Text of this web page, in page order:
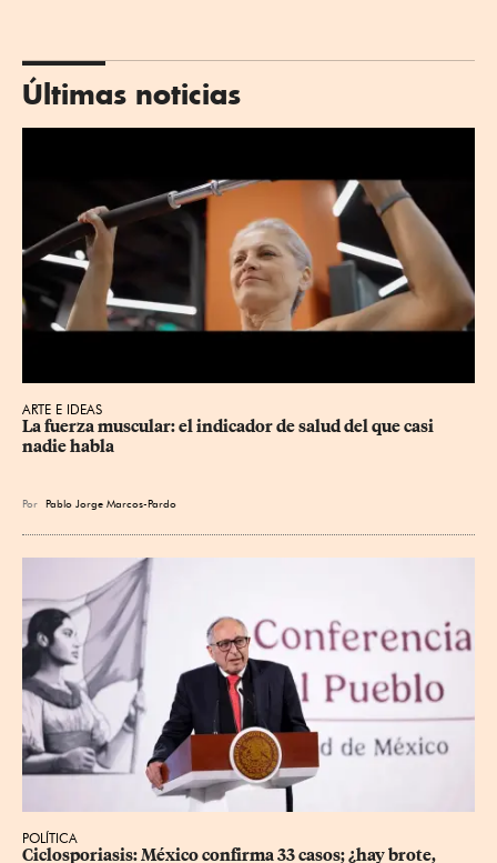
Últimas noticias
ARTE E IDEAS
La fuerza muscular: el indicador de salud del que casi
nadie habla
Por Pablo Jorge Marcos-Pardo
POLÍTICA
Ciclosporiasis: México confirma 33 casos; ¿hay brote,